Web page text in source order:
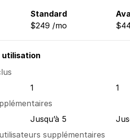
Standard
$249 /mo
$
utilisation
1
1
Jusqu’à 5
supplémentaires